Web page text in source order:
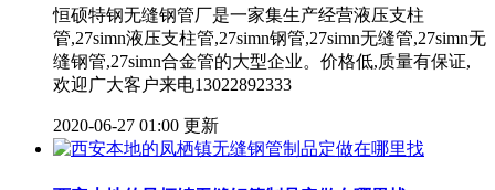
恒硕特钢无缝钢管厂是一家集生产经营液压支柱
管,27simn液压支柱管,27simn钢管,27simn无缝管,27simn无
缝钢管,27simn合金管的大型企业。价格低,质量有保证,
欢迎广大客户来电13022892333
2020-06-27 01:00 更新